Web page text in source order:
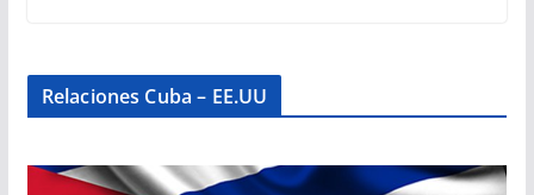
Relaciones Cuba – EE.UU